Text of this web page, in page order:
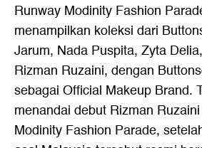
Runway Modinity Fashion
menampilkan koleksi dari
Jarum, Nada Puspita, Zyta
Rizman Ruzaini, dengan
sebagai Official Makeup Brand.
menandai debut Rizman
Modinity Fashion Parade,